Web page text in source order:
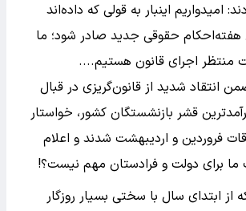
امیدواریم اینبار به قولی که داده‌اند
احکام حقوقی جدید صادر شود؛ ما
منتظر اجرای قانون هستیم....
انتقاد شدید از قانون‌گریزی در قبال
قشر بازنشستگان کشور، خواستار
فروردین و اردیبهشت شدند و اعلام
ما برای دولت و فرادستان مهم نیست؟!
از ابتدای سال با سختی بسیار روزگار